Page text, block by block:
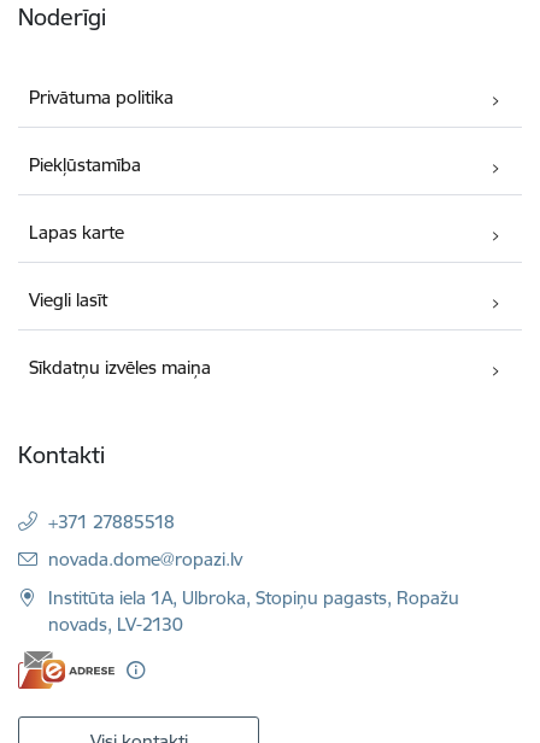
Noderīgi
Privātuma politika
Piekļūstamība
Lapas karte
Viegli lasīt
Sīkdatņu izvēles maiņa
Kontakti
+371 27885518
E-pasts:
novada.dome@ropazi.lv
Institūta iela 1A, Ulbroka, Stopiņu pagasts, Ropažu
novads, LV-2130